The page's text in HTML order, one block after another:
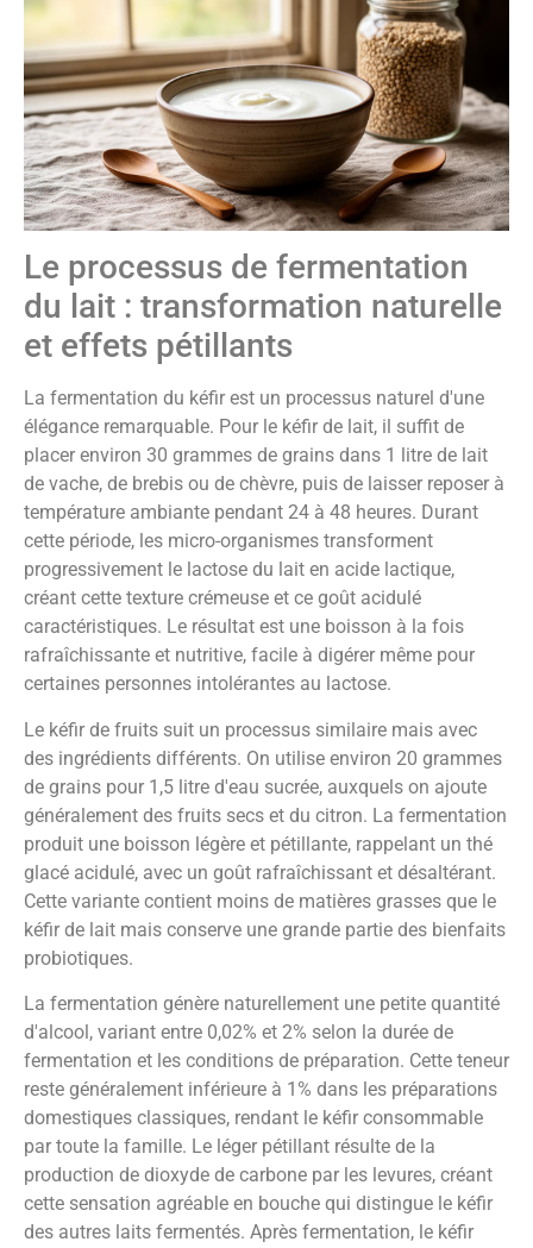
Le processus de fermentation
du lait : transformation naturelle
et effets pétillants
La fermentation du kéfir est un processus naturel d'une
élégance remarquable. Pour le kéfir de lait, il suffit de
placer environ 30 grammes de grains dans 1 litre de lait
de vache, de brebis ou de chèvre, puis de laisser reposer à
température ambiante pendant 24 à 48 heures. Durant
cette période, les micro-organismes transforment
progressivement le lactose du lait en acide lactique,
créant cette texture crémeuse et ce goût acidulé
caractéristiques. Le résultat est une boisson à la fois
rafraîchissante et nutritive, facile à digérer même pour
certaines personnes intolérantes au lactose.
Le kéfir de fruits suit un processus similaire mais avec
des ingrédients différents. On utilise environ 20 grammes
de grains pour 1,5 litre d'eau sucrée, auxquels on ajoute
généralement des fruits secs et du citron. La fermentation
produit une boisson légère et pétillante, rappelant un thé
glacé acidulé, avec un goût rafraîchissant et désaltérant.
Cette variante contient moins de matières grasses que le
kéfir de lait mais conserve une grande partie des bienfaits
probiotiques.
La fermentation génère naturellement une petite quantité
d'alcool, variant entre 0,02% et 2% selon la durée de
fermentation et les conditions de préparation. Cette teneur
reste généralement inférieure à 1% dans les préparations
domestiques classiques, rendant le kéfir consommable
par toute la famille. Le léger pétillant résulte de la
production de dioxyde de carbone par les levures, créant
cette sensation agréable en bouche qui distingue le kéfir
des autres laits fermentés. Après fermentation, le kéfir